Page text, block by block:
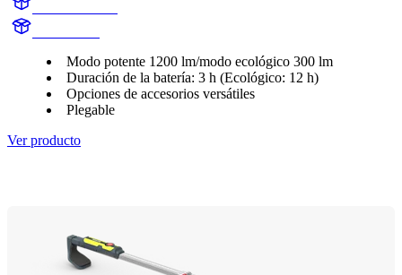
Modo potente 1200 lm/modo ecológico 300 lm
Duración de la batería: 3 h (Ecológico: 12 h)
Opciones de accesorios versátiles
Plegable
Ver producto